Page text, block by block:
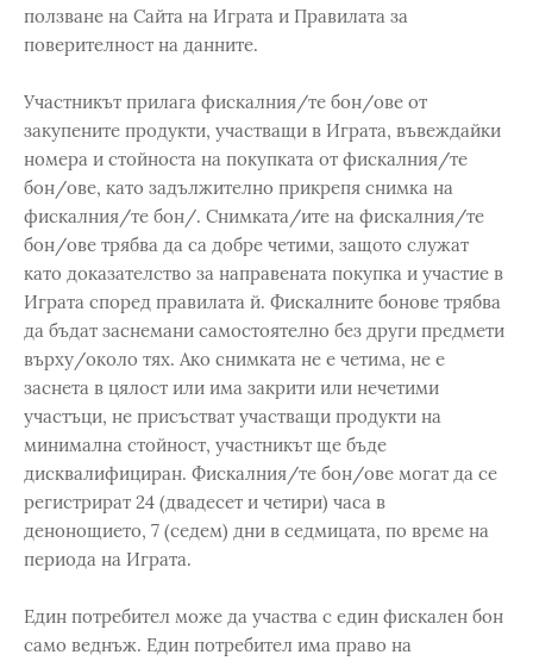
ползване на Сайта на Играта и Правилата за
поверителност на данните.
Участникът прилага фискалния/те бон/ове от
закупените продукти, участващи в Играта, въвеждайки
номера и стойноста на покупката от фискалния/те
бон/ове, като задължително прикрепя снимка на
фискалния/те бон/. Снимката/ите на фискалния/те
бон/ове трябва да са добре четими, защото служат
като доказателство за направената покупка и участие в
Играта според правилата й. Фискалните бонове трябва
да бъдат заснемани самостоятелно без други предмети
върху/около тях. Ако снимката не е четима, не е
заснета в цялост или има закрити или нечетими
участъци, не присъстват участващи продукти на
минимална стойност, участникът ще бъде
дисквалифициран. Фискалния/те бон/ове могат да се
регистрират 24 (двадесет и четири) часа в
денонощието, 7 (седем) дни в седмицата, по време на
периода на Играта.
Един потребител може да участва с един фискален бон
само веднъж. Един потребител има право на